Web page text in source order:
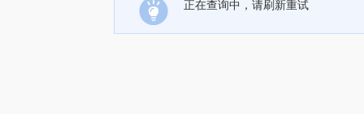
正在查询中，请刷新重试